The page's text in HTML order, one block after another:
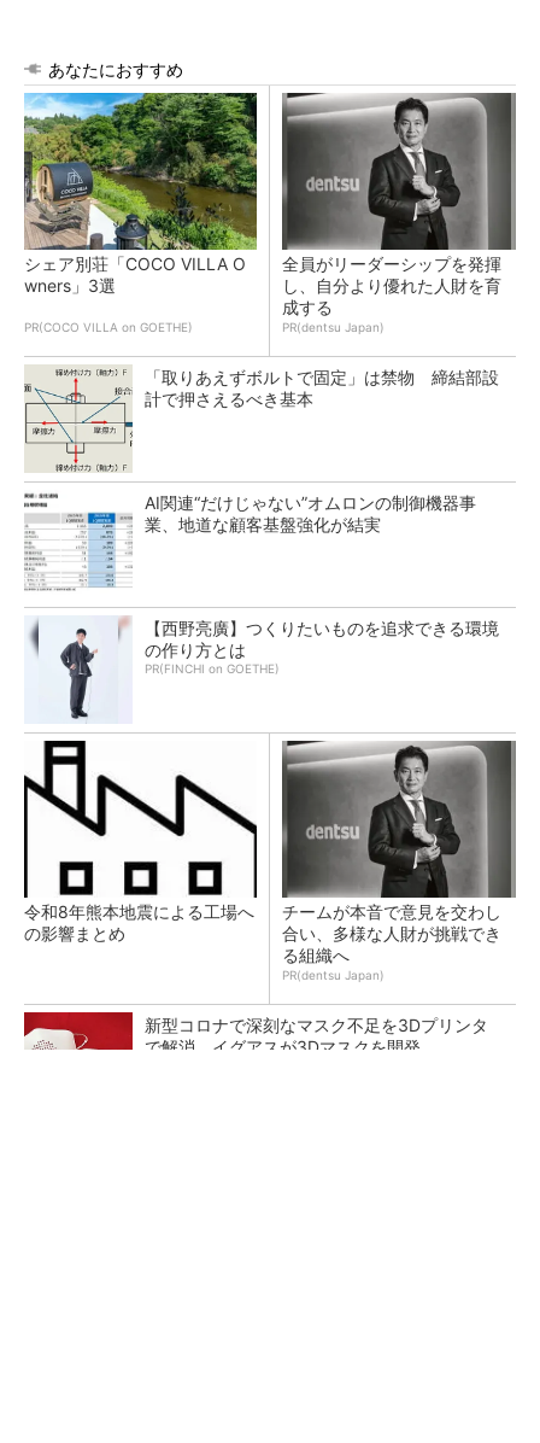
あなたにおすすめ
シェア別荘「COCO VILLA O
wners」3選
PR(COCO VILLA on GOETHE)
全員がリーダーシップを発揮
し、自分より優れた人財を育
成する
PR(dentsu Japan)
「取りあえずボルトで固定」は禁物 締結部設
計で押さえるべき基本
AI関連“だけじゃない”オムロンの制御機器事
業、地道な顧客基盤強化が結実
【西野亮廣】つくりたいものを追求できる環境
の作り方とは
PR(FINCHI on GOETHE)
令和8年熊本地震による工場へ
の影響まとめ
チームが本音で意見を交わし
合い、多様な人財が挑戦でき
る組織へ
PR(dentsu Japan)
新型コロナで深刻なマスク不足を3Dプリンタ
で解消、イグアスが3Dマスクを開発